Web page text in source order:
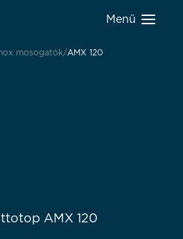
Menü
mosogatók AMX 120
AMX 120